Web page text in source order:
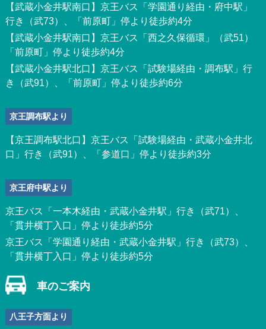
【武蔵小金井駅南口】京王バス「学園通り経由・府中駅」
行き（武73）、「前原町」停より徒歩約4分
【武蔵小金井駅南口】京王バス「西之久保循環」（武51）
「前原町」停より徒歩約4分
【武蔵小金井駅北口】京王バス「試験場経由・調布駅」行
き（武91）、「前原町」停より徒歩約6分
京王調布駅より
【京王調布駅北口】京王バス「試験場経由・武蔵小金井北
口」行き（武91）、「参道口」停より徒歩約3分
京王府中駅より
京王バス「一本木経由・武蔵小金井駅」行き（武71）、
「貫井横丁入口」停より徒歩約5分
京王バス「学園通り経由・武蔵小金井駅」行き（武73）、
「貫井横丁入口」停より徒歩約5分
車のご案内
八王子方面より